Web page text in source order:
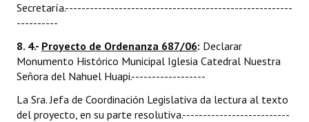
Secretaría.-------------------------------------------------------
----------
8. 4.- Proyecto de Ordenanza 687/06: Declarar
Monumento Histórico Municipal Iglesia Catedral Nuestra
Señora del Nahuel Huapi.------------------
La Sra. Jefa de Coordinación Legislativa da lectura al texto
del proyecto, en su parte resolutiva.--------------------------